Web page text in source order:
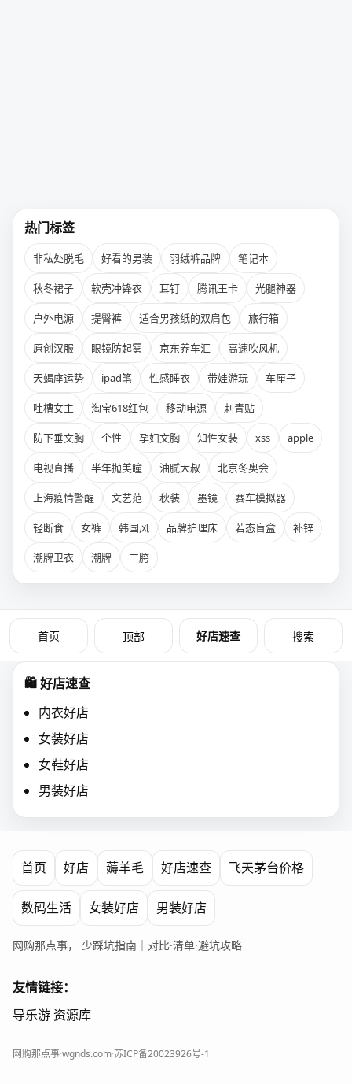
热门标签
非私处脱毛 好看的男装 羽绒裤品牌 笔记本
秋冬裙子 软壳冲锋衣 耳钉 腾讯王卡 光腿神器
户外电源 提臀裤 适合男孩纸的双肩包 旅行箱
原创汉服 眼镜防起雾 京东养车汇 高速吹风机
天蝎座运势 ipad笔 性感睡衣 带娃游玩 车厘子
吐槽女主 淘宝618红包 移动电源 刺青贴
防下垂文胸 个性 孕妇文胸 知性女装 xss apple
电视直播 半年抛美瞳 油腻大叔 北京冬奥会
上海疫情警醒 文艺范 秋装 墨镜 赛车模拟器
轻断食 女裤 韩国风 品牌护理床 若态盲盒 补锌
潮牌卫衣 潮牌 丰胯
首页 顶部 好店速查 搜索
🛍️ 好店速查
内衣好店
女装好店
女鞋好店
男装好店
首页 好店 薅羊毛 好店速查 飞天茅台价格
数码生活 女装好店 男装好店
网购那点事， 少踩坑指南｜对比·清单·避坑攻略
友情链接：
导乐游 资源库
网购那点事·wgnds.com·苏ICP备20023926号-1